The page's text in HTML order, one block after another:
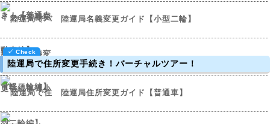
陸運局名義変更ガイド【小型二輪】
陸運局で住所変更手続き！バーチャルツアー！
陸運局住所変更ガイド【普通車】